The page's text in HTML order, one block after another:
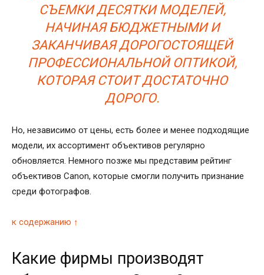
СЪЕМКИ ДЕСЯТКИ МОДЕЛЕЙ,
НАЧИНАЯ БЮДЖЕТНЫМИ И
ЗАКАНЧИВАЯ ДОРОГОСТОЯЩЕЙ
ПРОФЕССИОНАЛЬНОЙ ОПТИКОЙ,
КОТОРАЯ СТОИТ ДОСТАТОЧНО
ДОРОГО.
Но, независимо от цены, есть более и менее подходящие
модели, их ассортимент объективов регулярно
обновляется. Немного позже мы представим рейтинг
объективов Canon, которые смогли получить признание
среди фотографов.
к содержанию ↑
Какие фирмы производят